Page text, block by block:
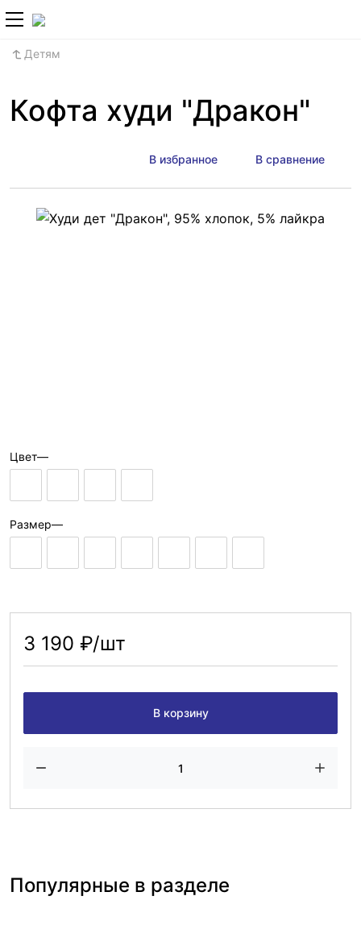
Детям
Кофта худи "Дракон"
В избранное В сравнение
Цвет—
Размер—
3 190 ₽/шт
В корзину
Популярные в разделе